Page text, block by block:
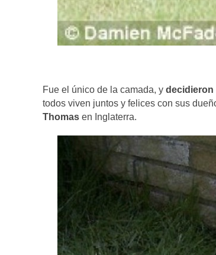
Fue el único de la camada, y decidieron
todos viven juntos y felices con sus
Thomas en Inglaterra.